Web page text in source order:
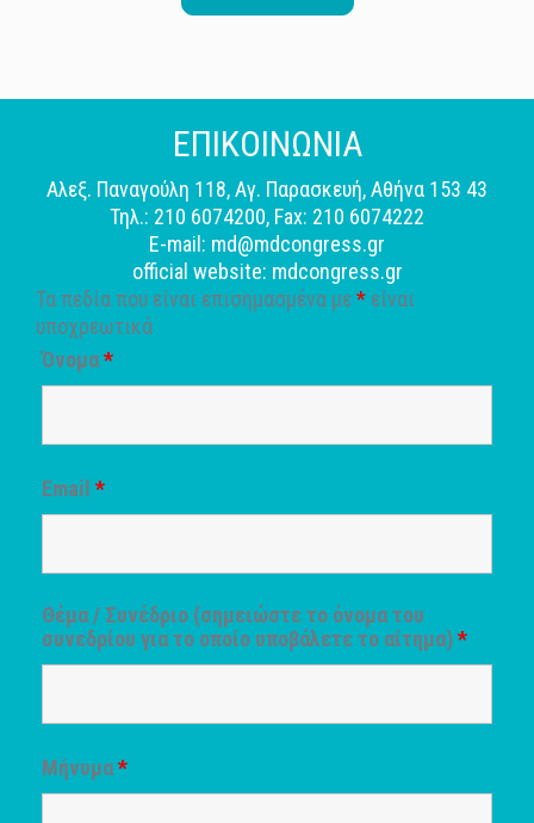
ΕΠΙΚΟΙΝΩΝΙΑ
Αλεξ. Παναγούλη 118, Αγ. Παρασκευή, Αθήνα 153 43
Τηλ.: 210 6074200, Fax: 210 6074222
E-mail: md@mdcongress.gr
official website: mdcongress.gr
Τα πεδία που είναι επισημασμένα με* είναι
υποχρεωτικά
Όνομα*
Email *
Θέμα / Συνέδριο (σημειώστε το όνομα του
συνεδρίου για το οποίο υποβάλετε το αίτημα)*
Μήνυμα*